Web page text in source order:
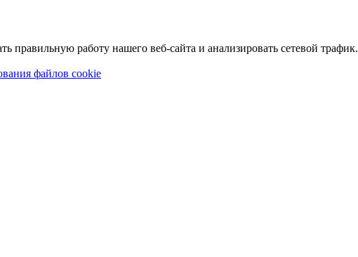
правильную работу нашего веб-сайта и анализировать сетевой трафик.
файлов cookie